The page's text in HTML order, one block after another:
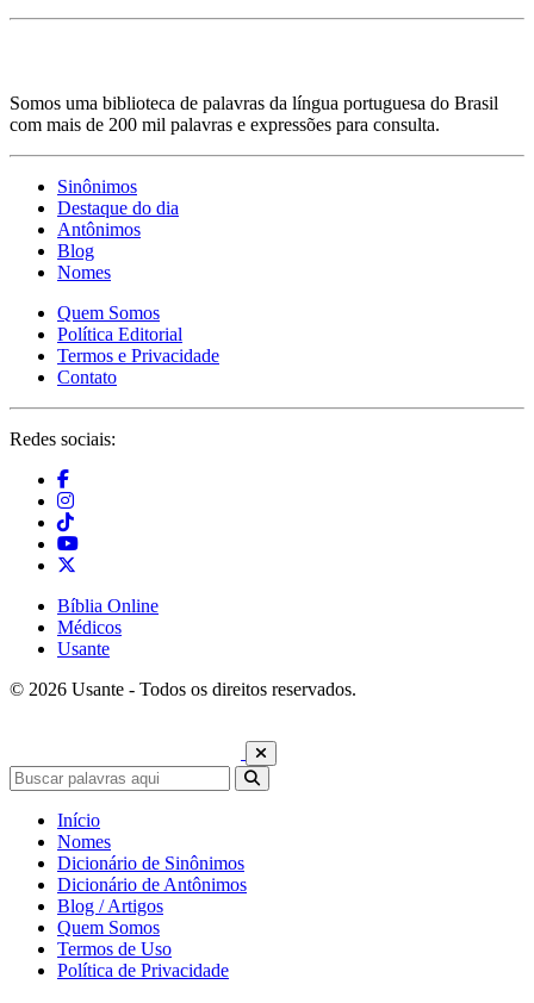
Somos uma biblioteca de palavras da língua portuguesa do Brasil
com mais de 200 mil palavras e expressões para consulta.
Sinônimos
Destaque do dia
Antônimos
Blog
Nomes
Quem Somos
Política Editorial
Termos e Privacidade
Contato
Redes sociais:
Bíblia Online
Médicos
Usante
© 2026 Usante - Todos os direitos reservados.
Início
Nomes
Dicionário de Sinônimos
Dicionário de Antônimos
Blog / Artigos
Quem Somos
Termos de Uso
Política de Privacidade